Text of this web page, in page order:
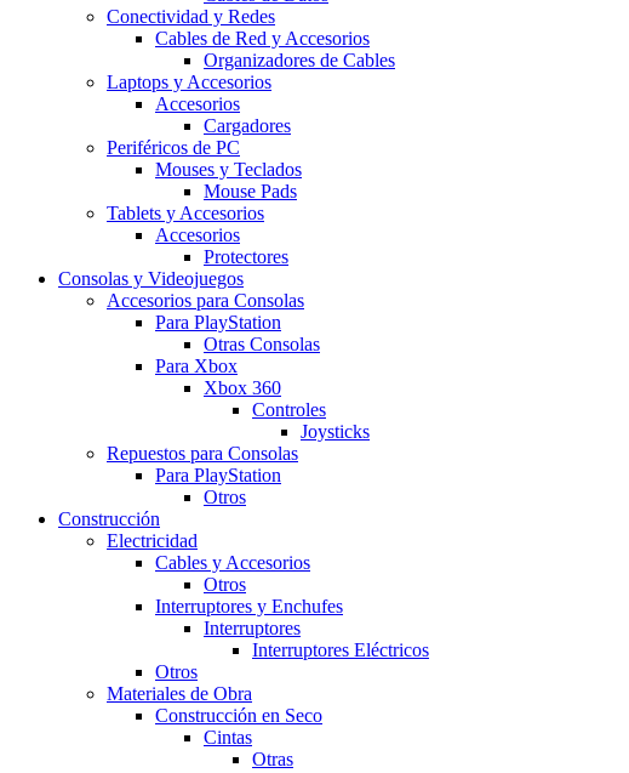
Conectividad y Redes
Cables de Red y Accesorios
Organizadores de Cables
Laptops y Accesorios
Accesorios
Cargadores
Periféricos de PC
Mouses y Teclados
Mouse Pads
Tablets y Accesorios
Accesorios
Protectores
Consolas y Videojuegos
Accesorios para Consolas
Para PlayStation
Otras Consolas
Para Xbox
Xbox 360
Controles
Joysticks
Repuestos para Consolas
Para PlayStation
Otros
Construcción
Electricidad
Cables y Accesorios
Otros
Interruptores y Enchufes
Interruptores
Interruptores Eléctricos
Otros
Materiales de Obra
Construcción en Seco
Cintas
Otras